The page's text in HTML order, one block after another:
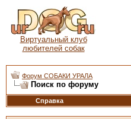
Виртуальный клуб
любителей собак
Форум СОБАКИ УРАЛА
Поиск по форуму
Справка